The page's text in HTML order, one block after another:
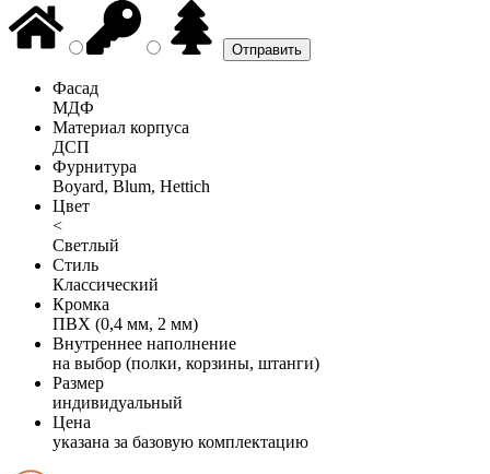
Фасад
МДФ
Материал корпуса
ДСП
Фурнитура
Boyard, Blum, Hettich
Цвет
<
Светлый
Стиль
Классический
Кромка
ПВХ (0,4 мм, 2 мм)
Внутреннее наполнение
на выбор (полки, корзины, штанги)
Размер
индивидуальный
Цена
указана за базовую комплектацию